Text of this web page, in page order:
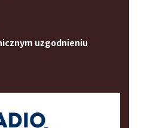
uzgodnieniu